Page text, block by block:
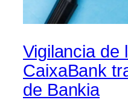
Vigilancia de
CaixaBank
de Bankia